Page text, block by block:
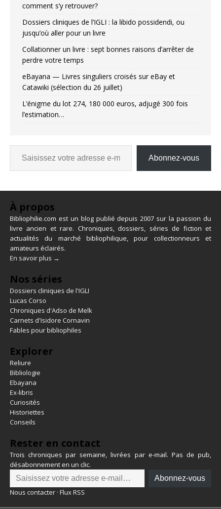
comment s’y retrouver?
Dossiers cliniques de l’IGLI : la libido possidendi, ou
jusqu’où aller pour un livre
Collationner un livre : sept bonnes raisons d’arrêter de
perdre votre temps
eBayana — Livres singuliers croisés sur eBay et
Catawiki (sélection du 26 juillet)
L’énigme du lot 274, 180 000 euros, adjugé 300 fois
l’estimation…
Abonnez-vous
À propos
Bibliophilie.com est un blog publié depuis 2007 sur la passion du
livre ancien et rare. Chroniques, dossiers, séries de fiction et
actualités du marché bibliophilique, pour collectionneurs et
amateurs éclairés.
En savoir plus →
Nos séries
Dossiers cliniques de l'IGLI
Lucas Corso
Chroniques d'Adso de Melk
Carnets d'Isidore Cornavin
Fables pour bibliophiles
Explorer
Reliure
Bibliologie
Ebayana
Ex-libris
Curiosités
Historiettes
Conseils
Rester en contact
Trois chroniques par semaine, livrées par e-mail. Pas de pub,
désabonnement en un clic.
Abonnez-vous
Nous contacter · Flux RSS